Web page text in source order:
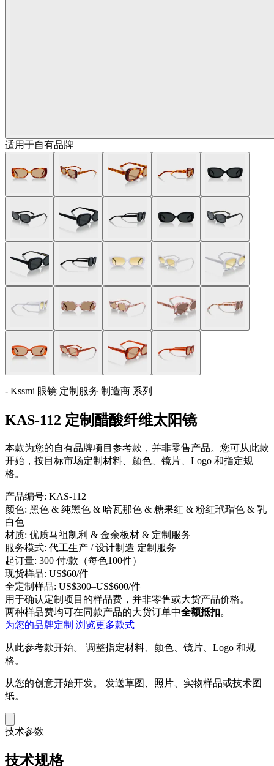
适用于自有品牌
- Kssmi 眼镜 定制服务 制造商 系列
KAS-112 定制醋酸纤维太阳镜
本款为您的自有品牌项目参考款，并非零售产品。您可从此款
开始，按目标市场定制材料、颜色、镜片、Logo 和指定规
格。
产品编号: KAS-112
颜色: 黑色 & 纯黑色 & 哈瓦那色 & 糖果红 & 粉红玳瑁色 & 乳
白色
材质: 优质马祖凯利 & 金余板材 & 定制服务
服务模式: 代工生产 / 设计制造 定制服务
起订量: 300 付/款（每色100件）
现货样品: US$60/件
全定制样品: US$300–US$600/件
用于确认定制项目的样品费，并非零售或大货产品价格。
两种样品费均可在同款产品的大货订单中全额抵扣。
为您的品牌定制 浏览更多款式
从此参考款开始。 调整指定材料、颜色、镜片、Logo 和规
格。
从您的创意开始开发。 发送草图、照片、实物样品或技术图
纸。
技术参数
技术规格